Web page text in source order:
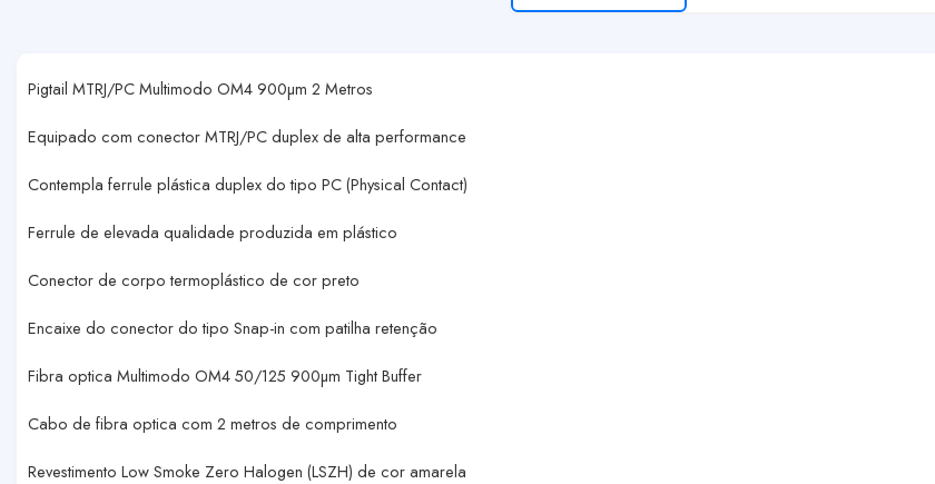
Pigtail MTRJ/PC Multimodo OM4 900µm 2 Metros
Equipado com conector MTRJ/PC duplex de alta performance
Contempla ferrule plástica duplex do tipo PC (Physical Contact)
Ferrule de elevada qualidade produzida em plástico
Conector de corpo termoplástico de cor preto
Encaixe do conector do tipo Snap-in com patilha retenção
Fibra optica Multimodo OM4 50/125 900µm Tight Buffer
Cabo de fibra optica com 2 metros de comprimento
Revestimento Low Smoke Zero Halogen (LSZH) de cor amarela